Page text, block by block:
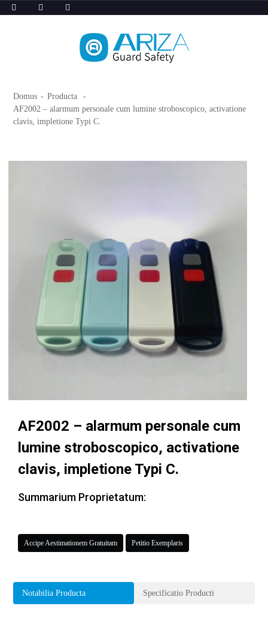
Domus
Producta
AF2002 – alarmum personale cum lumine stroboscopico, activatione
clavis, impletione Typi C.
AF2002 – alarmum personale cum
lumine stroboscopico, activatione
clavis, impletione Typi C.
Summarium Proprietatum:
Accipe Aestimationem Gratuitam Petitio Exemplaris
Notabilia Producta Specificatio Producti